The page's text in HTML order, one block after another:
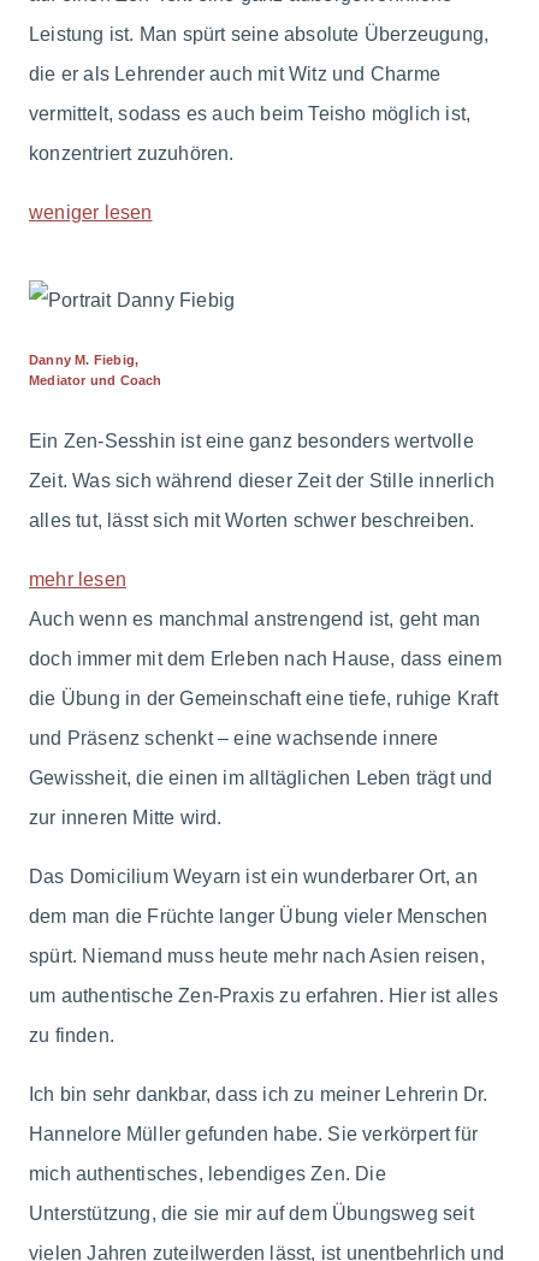
Leistung ist. Man spürt seine absolute Überzeugung,
die er als Lehrender auch mit Witz und Charme
vermittelt, sodass es auch beim Teisho möglich ist,
konzentriert zuzuhören.
weniger lesen
Danny M. Fiebig,
Mediator und Coach
Ein Zen-Sesshin ist eine ganz besonders wertvolle
Zeit. Was sich während dieser Zeit der Stille innerlich
alles tut, lässt sich mit Worten schwer beschreiben.
mehr lesen
Auch wenn es manchmal anstrengend ist, geht man
doch immer mit dem Erleben nach Hause, dass einem
die Übung in der Gemeinschaft eine tiefe, ruhige Kraft
und Präsenz schenkt – eine wachsende innere
Gewissheit, die einen im alltäglichen Leben trägt und
zur inneren Mitte wird.
Das Domicilium Weyarn ist ein wunderbarer Ort, an
dem man die Früchte langer Übung vieler Menschen
spürt. Niemand muss heute mehr nach Asien reisen,
um authentische Zen-Praxis zu erfahren. Hier ist alles
zu finden.
Ich bin sehr dankbar, dass ich zu meiner Lehrerin Dr.
Hannelore Müller gefunden habe. Sie verkörpert für
mich authentisches, lebendiges Zen. Die
Unterstützung, die sie mir auf dem Übungsweg seit
vielen Jahren zuteilwerden lässt, ist unentbehrlich und